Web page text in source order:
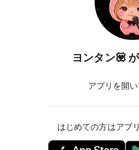
ヨンタン💟が
アプリを開い
はじめての方はアプ